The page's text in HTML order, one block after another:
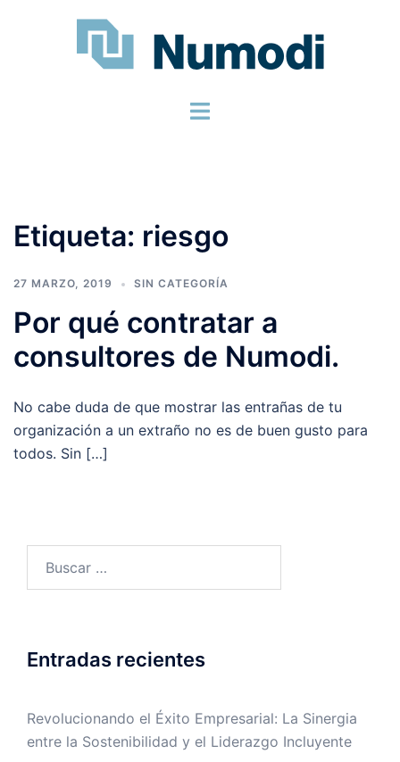
Etiqueta: riesgo
27 MARZO, 2019 SIN CATEGORÍA
Por qué contratar a
consultores de Numodi.
No cabe duda de que mostrar las entrañas de tu
organización a un extraño no es de buen gusto para
todos. Sin […]
Entradas recientes
Revolucionando el Éxito Empresarial: La Sinergia
entre la Sostenibilidad y el Liderazgo Incluyente